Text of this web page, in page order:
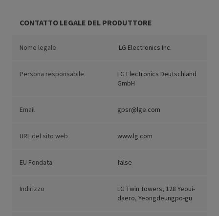
CONTATTO LEGALE DEL PRODUTTORE
Nome legale LG Electronics Inc.
Persona responsabile
LG Electronics Deutschland
GmbH
Email gpsr@lge.com
URL del sito web www.lg.com
EU Fondata false
Indirizzo
LG Twin Towers, 128 Yeoui-
daero, Yeongdeungpo-gu